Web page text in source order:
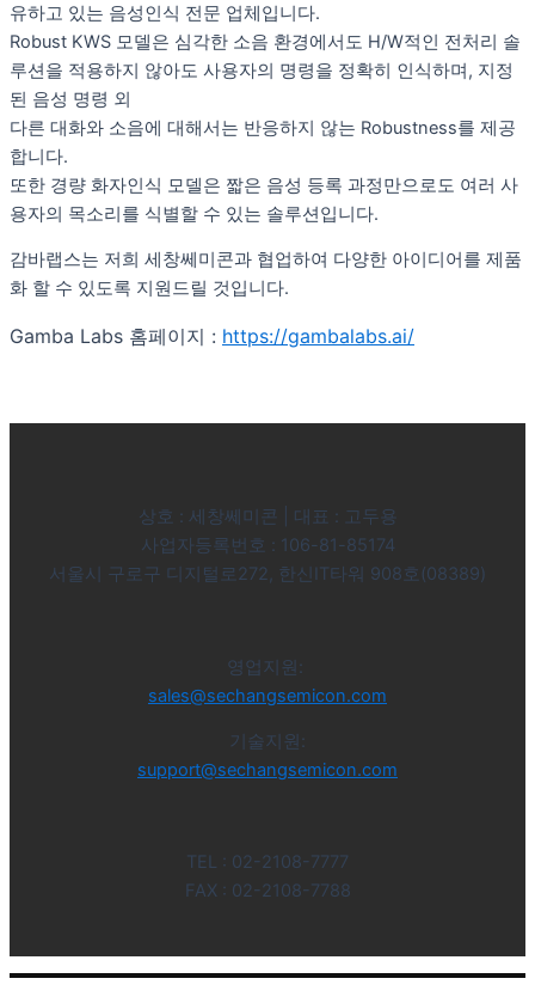
유하고 있는 음성인식 전문 업체입니다.
Robust KWS 모델은 심각한 소음 환경에서도 H/W적인 전처리 솔
루션을 적용하지 않아도 사용자의 명령을 정확히 인식하며, 지정
된 음성 명령 외
다른 대화와 소음에 대해서는 반응하지 않는 Robustness를 제공
합니다.
또한 경량 화자인식 모델은 짧은 음성 등록 과정만으로도 여러 사
용자의 목소리를 식별할 수 있는 솔루션입니다.
감바랩스는 저희 세창쎄미콘과 협업하여 다양한 아이디어를 제품
화 할 수 있도록 지원드릴 것입니다.
Gamba Labs 홈페이지 : https://gambalabs.ai/
상호 : 세창쎄미콘 | 대표 : 고두용
사업자등록번호 : 106-81-85174
서울시 구로구 디지털로272, 한신IT타워 908호(08389)
영업지원:
sales@sechangsemicon.com
기술지원:
support@sechangsemicon.com
TEL : 02-2108-7777
FAX : 02-2108-7788